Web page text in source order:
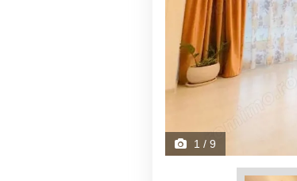
1 / 9